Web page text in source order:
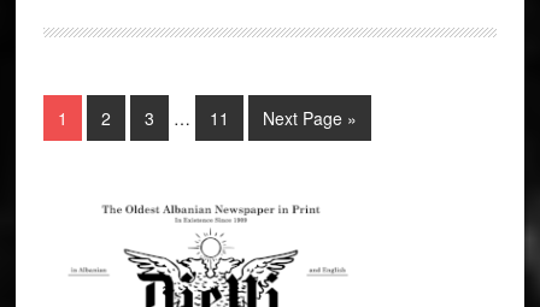
1 2 3 … 11 Next Page »